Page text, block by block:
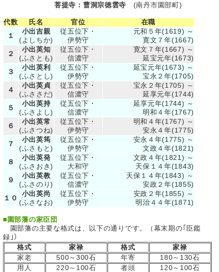
菩提寺：曹洞宗徳雲寺 (南丹市園部町)
代数 氏名 官位
在職
１
小出吉親
(よしちか)
従五位下・
伊勢守
元和５年(1619) ～
寛文７年(1667)
２
小出英知
(ふさとも)
従五位下・
信濃守
寛文７年(1667) ～
延宝元年(1673)
３
小出英利
(ふさとし)
従五位下・
伊勢守
延宝元年(1673) ～
宝永２年(1705)
４
小出英貞
(ふささだ)
従五位下・
信濃守
宝永２年(1705) ～
延享元年(1744)
５
小出英持
(ふさよし)
従五位下・
信濃守
延享元年(1744) ～
明和４年(1767)
６
小出英常
(ふさつね)
従五位下・
伊勢守
明和４年(1767) ～
安永４年(1775)
７
小出英筠
(ふさもと)
従五位下・
伊勢守
安永４年(1775) ～
文政４年(1821)
８
小出英発
(ふさおき)
従五位下・
大和守
文政４年(1821) ～
天保１４年(1843)
９
小出英教
(ふさのり)
従五位下・
信濃守
天保１４年(1843) ～
安政２年(1855)
１０
小出英尚
(ふさなお)
従五位下・
伊勢守
安政２年(1855) ～
明治４４年(1871)
■園部藩の家臣団
園部藩の主要な格式は、以下の通りです。（幕末期の｢臣鑑
録｣）
格式
家禄 格式
家禄
家老
500～300石 年寄
180～130石
用人
220～100石 者頭
120～100石